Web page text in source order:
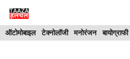
Skip
content
ऑटोमोबाइल टेक्नोलॉजी मनोरंजन बायोग्राफी